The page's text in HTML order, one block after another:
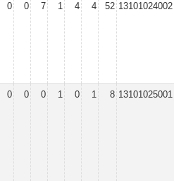
0 0 7 1 4 4 52 13101024002
0 0 0 1 0 1 8 13101025001